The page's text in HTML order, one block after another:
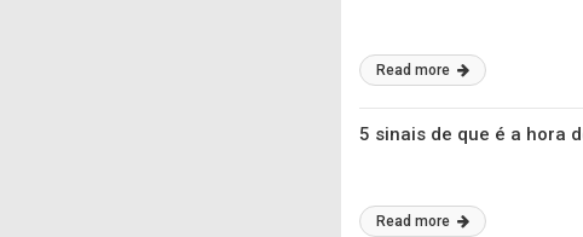
Read more
5 sinais de que é a hora
Read more